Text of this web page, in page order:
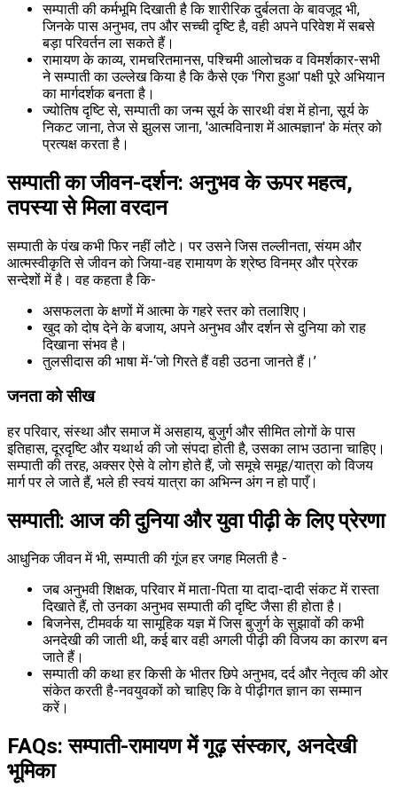
सम्पाती की कर्मभूमि दिखाती है कि शारीरिक दुर्बलता के बावजूद भी,
जिनके पास अनुभव, तप और सच्ची दृष्टि है, वही अपने परिवेश में सबसे
बड़ा परिवर्तन ला सकते हैं।
रामायण के काव्य, रामचरितमानस, पश्चिमी आलोचक व विमर्शकार-सभी
ने सम्पाती का उल्लेख किया है कि कैसे एक 'गिरा हुआ' पक्षी पूरे अभियान
का मार्गदर्शक बनता है।
ज्योतिष दृष्टि से, सम्पाती का जन्म सूर्य के सारथी वंश में होना, सूर्य के
निकट जाना, तेज से झुलस जाना, 'आत्मविनाश में आत्मज्ञान' के मंत्र को
प्रत्यक्ष करता है।
सम्पाती का जीवन-दर्शन: अनुभव के ऊपर महत्व,
तपस्या से मिला वरदान
सम्पाती के पंख कभी फिर नहीं लौटे। पर उसने जिस तल्लीनता, संयम और
आत्मस्वीकृति से जीवन को जिया-वह रामायण के श्रेष्ठ विनम्र और प्रेरक
सन्देशों में है। वह कहता है कि-
असफलता के क्षणों में आत्मा के गहरे स्तर को तलाशिए।
खुद को दोष देने के बजाय, अपने अनुभव और दर्शन से दुनिया को राह
दिखाना संभव है।
तुलसीदास की भाषा में-‘जो गिरते हैं वही उठना जानते हैं।’
जनता को सीख
हर परिवार, संस्था और समाज में असहाय, बुजुर्ग और सीमित लोगों के पास
इतिहास, दूरदृष्टि और यथार्थ की जो संपदा होती है, उसका लाभ उठाना चाहिए।
सम्पाती की तरह, अक्सर ऐसे वे लोग होते हैं, जो समूचे समूह/यात्रा को विजय
मार्ग पर ले जाते हैं, भले ही स्वयं यात्रा का अभिन्न अंग न हो पाएँ।
सम्पाती: आज की दुनिया और युवा पीढ़ी के लिए प्रेरणा
आधुनिक जीवन में भी, सम्पाती की गूंज हर जगह मिलती है -
जब अनुभवी शिक्षक, परिवार में माता-पिता या दादा-दादी संकट में रास्ता
दिखाते हैं, तो उनका अनुभव सम्पाती की दृष्टि जैसा ही होता है।
बिजनेस, टीमवर्क या सामूहिक यज्ञ में जिस बुजुर्ग के सुझावों की कभी
अनदेखी की जाती थी, कई बार वही अगली पीढ़ी की विजय का कारण बन
जाते हैं।
सम्पाती की कथा हर किसी के भीतर छिपे अनुभव, दर्द और नेतृत्व की ओर
संकेत करती है-नवयुवकों को चाहिए कि वे पीढ़ीगत ज्ञान का सम्मान
करें।
FAQs: सम्पाती-रामायण में गूढ़ संस्कार, अनदेखी
भूमिका